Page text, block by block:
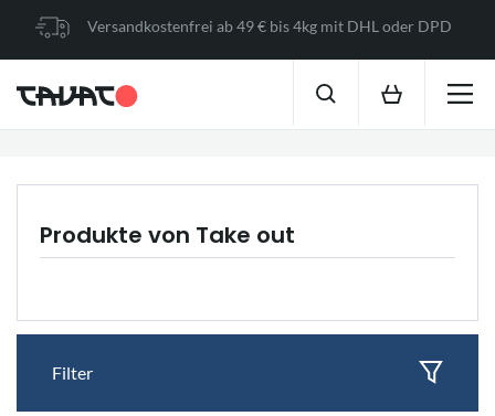
Versandkostenfrei ab 49 € bis 4kg mit DHL oder DPD
Produkte von Take out
Filter